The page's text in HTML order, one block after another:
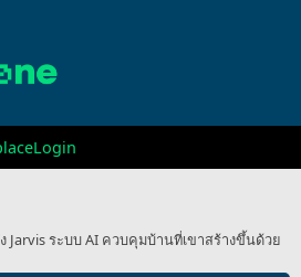
Login
Jarvis ระบบ AI ควบคุมบ้านที่เขาสร้างขึ้นด้วย